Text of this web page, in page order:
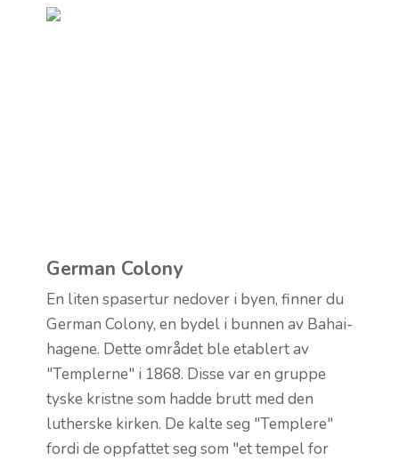
German Colony
En liten spasertur nedover i byen, finner du
German Colony, en bydel i bunnen av Bahai-
hagene. Dette området ble etablert av
"Templerne" i 1868. Disse var en gruppe
tyske kristne som hadde brutt med den
lutherske kirken. De kalte seg "Templere"
fordi de oppfattet seg som "et tempel for